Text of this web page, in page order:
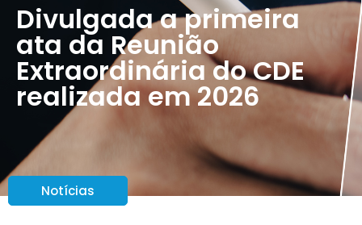
Divulgada a primeira
ata da Reunião
Extraordinária do CDE
realizada em 2026
Notícias